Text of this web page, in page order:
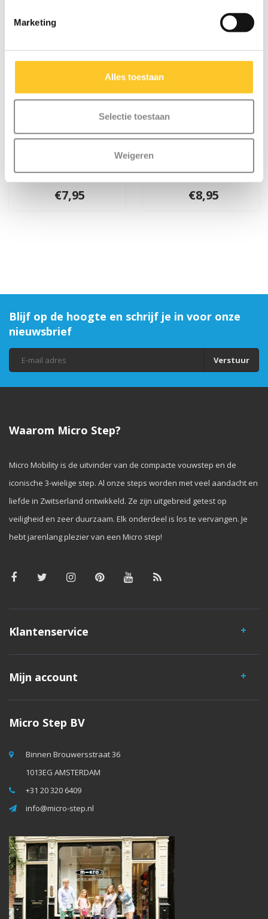
Marketing
Alles toestaan
Selectie toestaan
Weigeren
(Scoot'nPull)
€7,95
(ScootBeamz)
€8,95
Blijf op de hoogte en schrijf je in voor onze
nieuwsbrief
Verstuur
Waarom Micro Step?
Micro Mobility is de uitvinder van de compacte vouwstep en de
iconische 3-wielige step. Al onze steps worden met veel aandacht en
liefde in Zwitserland ontwikkeld. Ze zijn uitgebreid getest op
veiligheid en zeer duurzaam. Elk onderdeel is los te vervangen. Je
hebt jarenlang plezier van een Micro step!
Klantenservice
Mijn account
Micro Step BV
Binnen Brouwersstraat 36
1013EG AMSTERDAM
+31 20 320 6409
info@micro-step.nl